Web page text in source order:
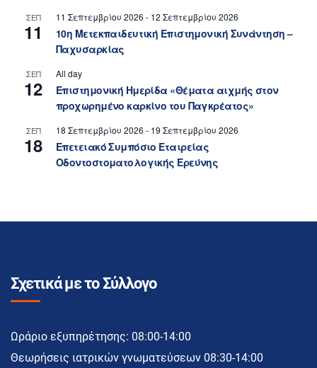
ΣΕΠ
11
11 Σεπτεμβρίου 2026 - 12 Σεπτεμβρίου 2026
10η Μετεκπαιδευτική Επιστημονική Συνάντηση –
Παχυσαρκίας
ΣΕΠ
12
All day
Επιστημονική Ημερίδα «Θέματα αιχμής στον
προχωρημένο καρκίνο του Παγκρέατος»
ΣΕΠ
18
18 Σεπτεμβρίου 2026 - 19 Σεπτεμβρίου 2026
Επετειακό Συμπόσιο Εταιρείας
Οδοντοστοματολογικής Ερεύνης
Σχετικά με το Σύλλογο
Ωράριο εξυπηρέτησης: 08:00-14:00
Θεωρήσεις ιατρικών γνωματεύσεων 08:30-14:00